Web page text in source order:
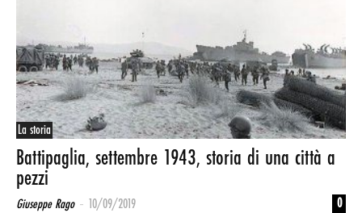
La storia
Battipaglia, settembre 1943, storia di una città a
pezzi
Giuseppe Rago - 10/09/2019 0